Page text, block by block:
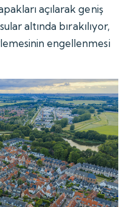
açılarak geniş
altında bırakılıyor,
engellenmesi